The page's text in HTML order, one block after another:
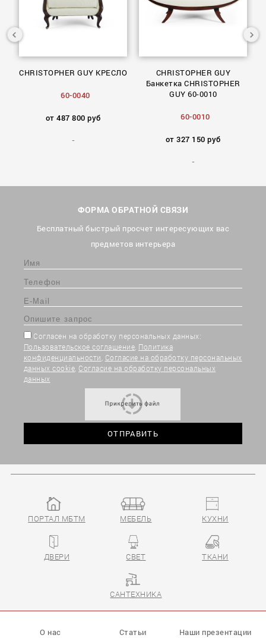
CHRISTOPHER GUY КРЕСЛО
60-0040
от 487 800 руб
CHRISTOPHER GUY
Банкетка CHRISTOPHER
GUY 60-0010
60-0010
от 327 150 руб
ФОРМА ОБРАТНОЙ СВЯЗИ
Бесплатный быстрый просчет интересующих вас
предметов интерьера
Согласен на обработку персональных данных:
Пользовательское соглашение Политика
конфиденциальности Согласие на обработку персональных
данных cookie Согласие на обработку персональных
данных
ПОРТАЛ МБТМ МЕБЕЛЬ КУХНИ
ДВЕРИ СВЕТ ТКАНИ
САНТЕХНИКА
О нас Статьи
Наши презентации